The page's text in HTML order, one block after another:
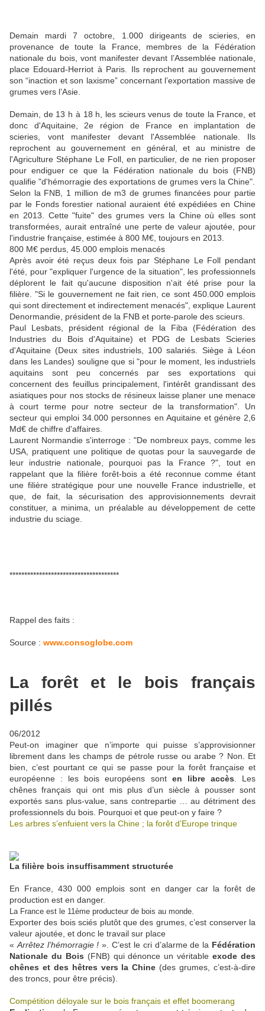
Demain mardi 7 octobre, 1.000 dirigeants de scieries, en
provenance de toute la France, membres de la Fédération
nationale du bois, vont manifester devant l’Assemblée nationale,
place Edouard-Herriot à Paris. Ils reprochent au gouvernement
son “inaction et son laxisme” concernant l’exportation massive de
grumes vers l’Asie.
Demain, de 13 h à 18 h, les scieurs venus de toute la France, et
donc d'Aquitaine, 2e région de France en implantation de
scieries, vont manifester devant l'Assemblée nationale. Ils
reprochent au gouvernement en général, et au ministre de
l'Agriculture Stéphane Le Foll, en particulier, de ne rien proposer
pour endiguer ce que la Fédération nationale du bois (FNB)
qualifie "d'hémorragie des exportations de grumes vers la Chine".
Selon la FNB, 1 million de m3 de grumes financées pour partie
par le Fonds forestier national auraient été expédiées en Chine
en 2013. Cette "fuite" des grumes vers la Chine où elles sont
transformées, aurait entraîné une perte de valeur ajoutée, pour
l'industrie française, estimée à 800 M€, toujours en 2013.
800 M€ perdus, 45.000 emplois menacés
Après avoir été reçus deux fois par Stéphane Le Foll pendant
l'été, pour "expliquer l'urgence de la situation", les professionnels
déplorent le fait qu'aucune disposition n'ait été prise pour la
filière. "Si le gouvernement ne fait rien, ce sont 450.000 emplois
qui sont directement et indirectement menacés", explique Laurent
Denormandie, président de la FNB et porte-parole des scieurs.
Paul Lesbats, président régional de la Fiba (Fédération des
Industries du Bois d'Aquitaine) et PDG de Lesbats Scieries
d'Aquitaine (Deux sites industriels, 100 salariés. Siège à Léon
dans les Landes) souligne que si "pour le moment, les industriels
aquitains sont peu concernés par ses exportations qui
concernent des feuillus principalement, l'intérêt grandissant des
asiatiques pour nos stocks de résineux laisse planer une menace
à court terme pour notre secteur de la transformation". Un
secteur qui emploi 34.000 personnes en Aquitaine et génère 2,6
Md€ de chiffre d'affaires.
Laurent Normandie s'interroge : "De nombreux pays, comme les
USA, pratiquent une politique de quotas pour la sauvegarde de
leur industrie nationale, pourquoi pas la France ?", tout en
rappelant que la filière forêt-bois a été reconnue comme étant
une filière stratégique pour une nouvelle France industrielle, et
que, de fait, la sécurisation des approvisionnements devrait
constituer, a minima, un préalable au développement de cette
industrie du sciage.
*************************************
Rappel des faits :
Source : www.consoglobe.com
La forêt et le bois français
pillés
06/2012
Peut-on imaginer que n’importe qui puisse s’approvisionner
librement dans les champs de pétrole russe ou arabe ? Non. Et
bien, c’est pourtant ce qui se passe pour la forêt française et
européenne : les bois européens sont en libre accès . Les
chênes français qui ont mis plus d’un siècle à pousser sont
exportés sans plus-value, sans contrepartie … au détriment des
professionnels du bois. Pourquoi et que peut-on y faire ?
Les arbres s’enfuient vers la Chine ; la forêt d’Europe trinque
La filière bois insuffisamment structurée
En France, 430 000 emplois sont en danger car la forêt de
production est en danger.
La France est le 11ème producteur de bois au monde.
Exporter des bois sciés plutôt que des grumes, c’est conserver la
valeur ajoutée, et donc le travail sur place
« Arrêtez l’hémorragie ! ». C’est le cri d’alarme de la Fédération
Nationale du Bois (FNB) qui dénonce un véritableexode des
chênes et des hêtres vers la Chine (des grumes, c’est-à-dire
des troncs, pour être précis).
Compétition déloyale sur le bois français et effet boomerang